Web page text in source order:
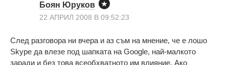
Боян Юруков
22 АПРИЛ 2008 В 09:52:23
След разговора ни вчера и аз съм на мнение, че е лошо
Skype да влезе под шапката на Google, най-малкото
заради и без това всеобхватното им влияние. Ако